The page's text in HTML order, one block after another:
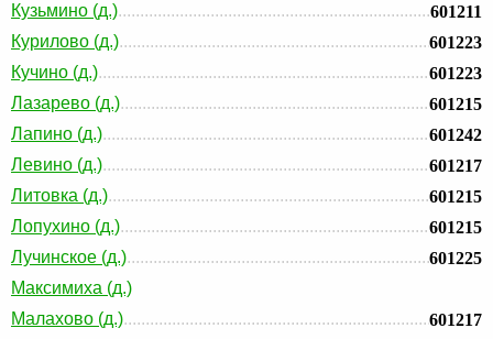
Кузьмино (д.)
601211
Курилово (д.)
601223
Кучино (д.)
601223
Лазарево (д.)
601215
Лапино (д.)
601242
Левино (д.)
601217
Литовка (д.)
601215
Лопухино (д.)
601215
Лучинское (д.)
601225
Максимиха (д.)
Малахово (д.)
601217